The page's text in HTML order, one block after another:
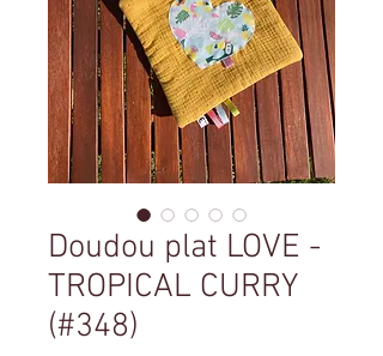
Doudou plat LOVE -
TROPICAL CURRY
(#348)